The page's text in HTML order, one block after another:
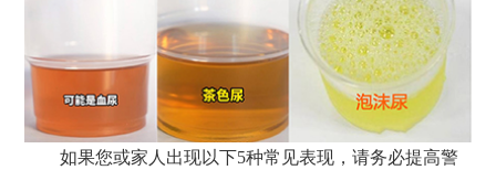
如果您或家人出现以下5种常见表现，请务必提高警